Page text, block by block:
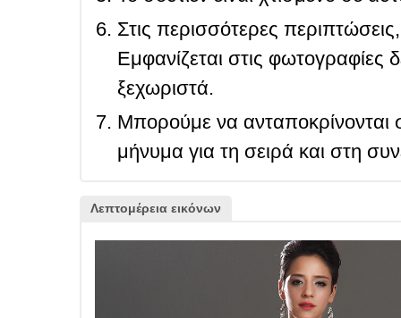
Στις περισσότερες
Εμφανίζεται στις φωτογραφίες
ξεχωριστά.
Μπορούμε να ανταποκρίνονται
μήνυμα για τη σειρά και στη
Λεπτομέρεια εικόνων